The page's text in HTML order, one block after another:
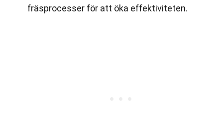
fräsprocesser för att öka effektiviteten.